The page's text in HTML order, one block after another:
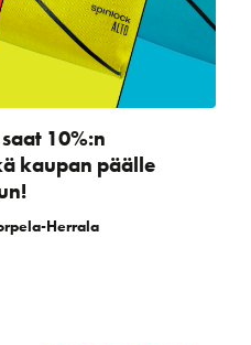
10%:n
kaupan päälle
Herrala